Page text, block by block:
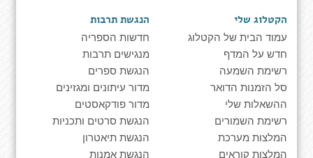
הקטלוג שלי
עמוד הבית של הקטלוג
חדש על המדף
רשימת השמעה
סל הזמנות הדואר
ההשאלות שלי
רשימת השמורים
המלצות מערכת
המלצות קוראים
הנגשת תרבות
חדשות הספריה
מנגישים תרבות
הנגשת ספרים
מדור עיתונים ומגזינים
מדור פודקאסטים
הנגשת סרטים ותכניות
הנגשת תיאטרון
הנגשת אמנות